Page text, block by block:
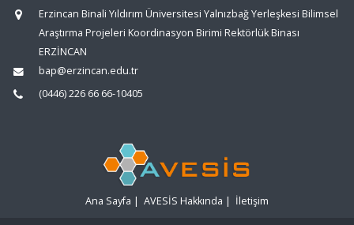
Erzincan Binali Yıldırım Üniversitesi Yalnızbağ Yerleşkesi Bilimsel
Araştırma Projeleri Koordinasyon Birimi Rektörlük Binası
ERZİNCAN
bap@erzincan.edu.tr
(0446) 226 66 66-10405
Ana Sayfa | AVESİS Hakkında | İletişim